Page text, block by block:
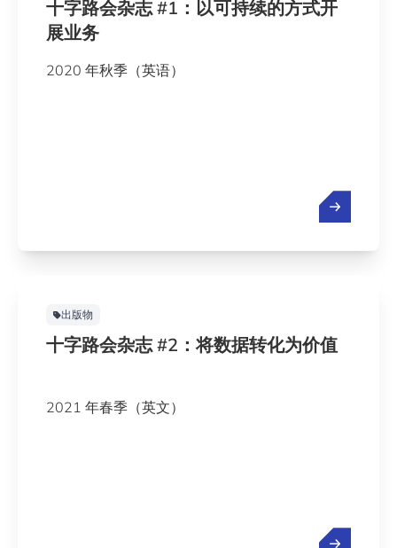
十字路会杂志 #1：以可持续的方式开
展业务
2020 年秋季（英语）
出版物
十字路会杂志 #2：将数据转化为价值
2021 年春季（英文）